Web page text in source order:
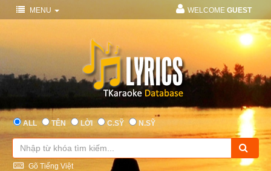
MENU WELCOME GUEST
ALL TÊN LỜI C.SỸ N.SỸ
Gõ Tiếng Việt